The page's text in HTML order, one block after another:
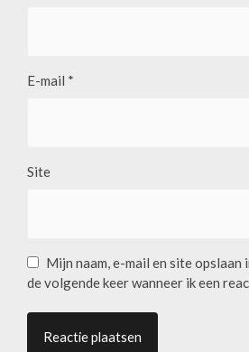
E-mail *
Site
Mijn naam, e-mail en site
de volgende keer wanneer ik een